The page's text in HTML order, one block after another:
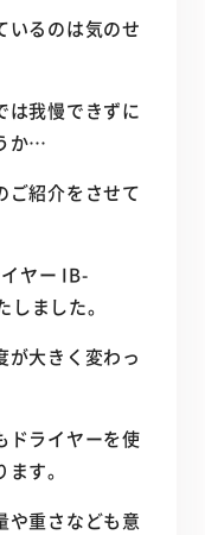
いるのは気のせ
は我慢できずに
か…
ご紹介をさせて
ヤー IB-
ました。
が大きく変わっ
ドライヤーを使
す。
や重さなども意